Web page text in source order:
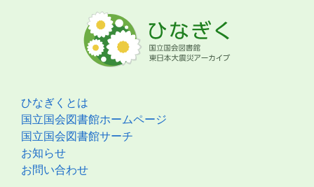
ひなぎくとは
国立国会図書館ホームページ
国立国会図書館サーチ
お知らせ
お問い合わせ